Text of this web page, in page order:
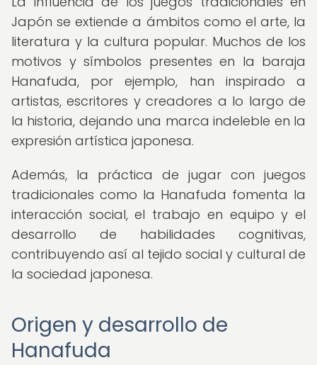
Japón se extiende a ámbitos como el arte, la
literatura y la cultura popular. Muchos de los
motivos y símbolos presentes en la baraja
Hanafuda, por ejemplo, han inspirado a
artistas, escritores y creadores a lo largo de
la historia, dejando una marca indeleble en la
expresión artística japonesa.
Además, la práctica de jugar con juegos
tradicionales como la Hanafuda fomenta la
interacción social, el trabajo en equipo y el
desarrollo de habilidades cognitivas,
contribuyendo así al tejido social y cultural de
la sociedad japonesa.
Origen y desarrollo de
Hanafuda